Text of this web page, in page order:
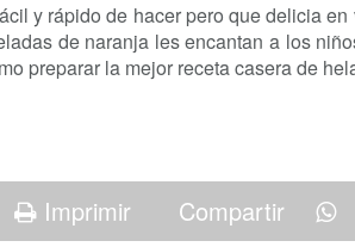
y rápido de hacer pero que delicia
de naranja les encantan a los
preparar la mejor receta casera de
Imprimir Compartir